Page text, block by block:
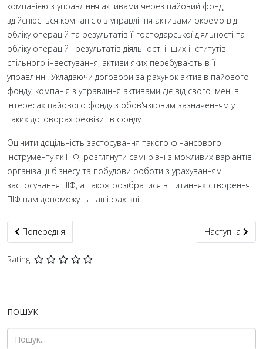
компанією з управління активами через пайовий фонд,
здійснюється компанією з управління активами окремо від
обліку операцій та результатів її господарської діяльності та
обліку операцій і результатів діяльності інших інститутів
спільного інвестування, активи яких перебувають в її
управлінні. Укладаючи договори за рахунок активів пайового
фонду, компанія з управління активами діє від свого імені в
інтересах пайового фонду з обов'язковим зазначенням у
таких договорах реквізитів фонду.
Оцінити доцільність застосування такого фінансового
інструменту як ПІФ, розглянути самі різні з можливих варіантів
організації бізнесу та побудови роботи з урахуванням
застосування ПІФ, а також розібратися в питаннях створення
ПІФ вам допоможуть наші фахівці.
Попередня стаття: Цінні папери
Попередня Наступна
Наступна
Rating:
ПОШУК